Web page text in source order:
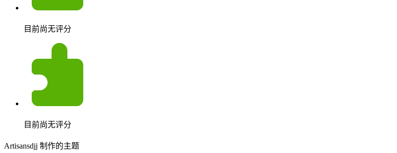
目前尚无评分
目前尚无评分
Artisansdjj 制作的主题